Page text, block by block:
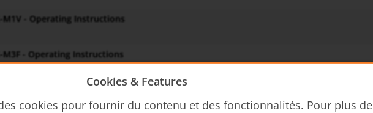
M1V - Operating Instructions
M3F - Operating Instructions
M35 - Operating Instructions
Cookies & Features
cookies pour fournir du contenu et des fonctionnalités. Pour plus de